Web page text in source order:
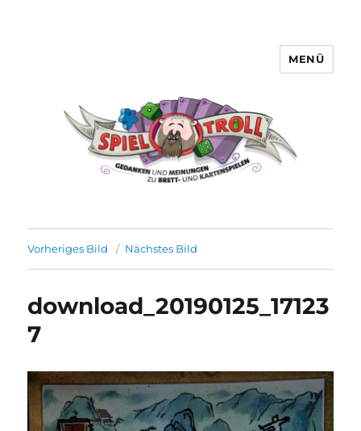
MENÜ
Vorheriges Bild Nächstes Bild
download_20190125_17123
7